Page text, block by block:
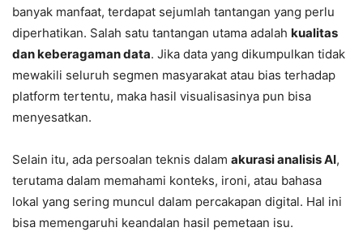
banyak manfaat, terdapat sejumlah tantangan yang perlu
diperhatikan. Salah satu tantangan utama adalah kualitas
dan keberagaman data. Jika data yang dikumpulkan tidak
mewakili seluruh segmen masyarakat atau bias terhadap
platform tertentu, maka hasil visualisasinya pun bisa
menyesatkan.
Selain itu, ada persoalan teknis dalam akurasi analisis AI,
terutama dalam memahami konteks, ironi, atau bahasa
lokal yang sering muncul dalam percakapan digital. Hal ini
bisa memengaruhi keandalan hasil pemetaan isu.